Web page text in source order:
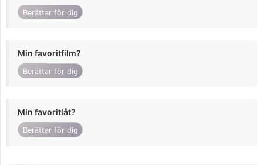
Berättar för dig
Min favoritfilm?
Berättar för dig
Min favoritlåt?
Berättar för dig